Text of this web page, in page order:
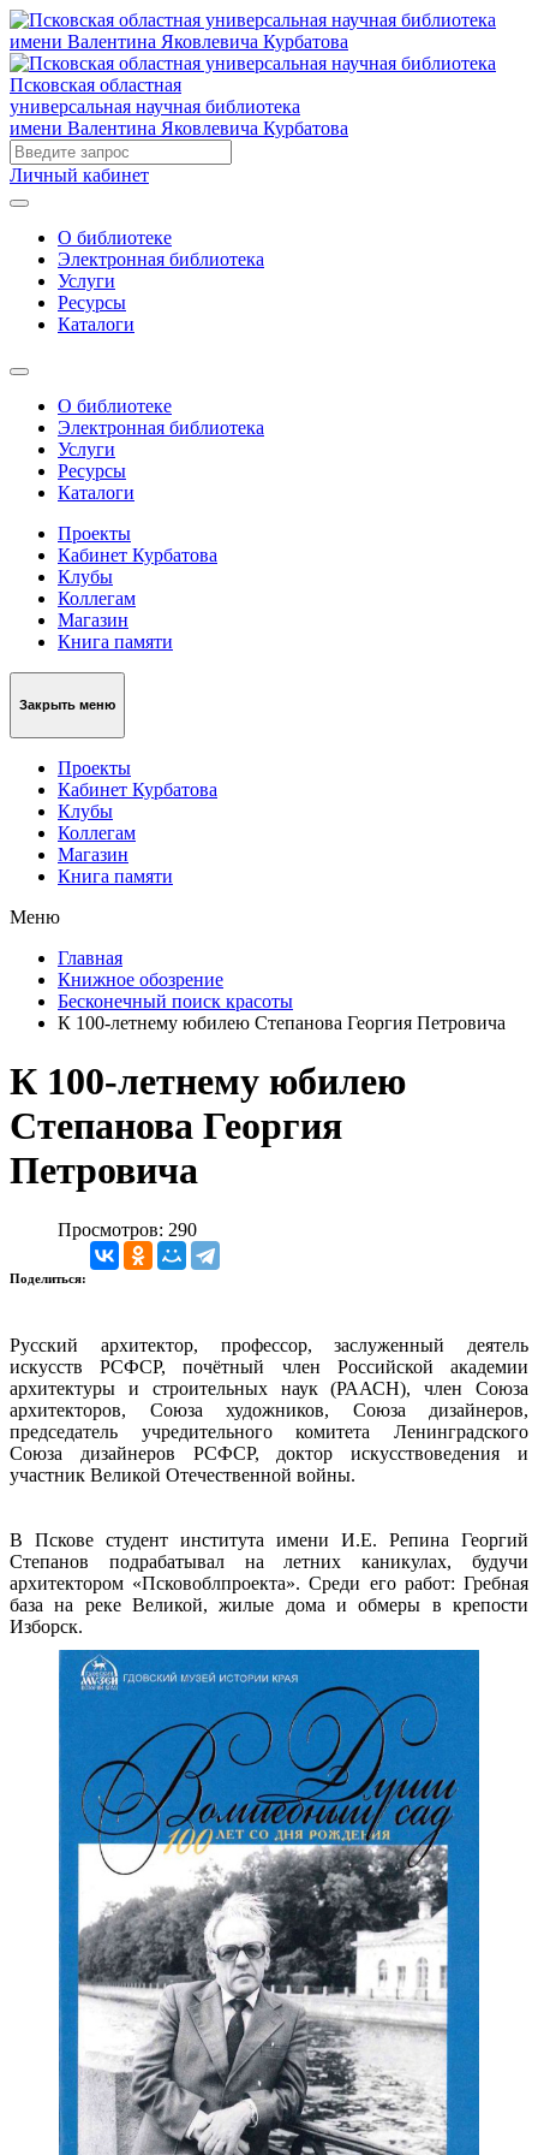
Псковская областная
универсальная научная библиотека
имени Валентина Яковлевича Курбатова
Личный кабинет
О библиотеке
Электронная библиотека
Услуги
Ресурсы
Каталоги
О библиотеке
Электронная библиотека
Услуги
Ресурсы
Каталоги
Проекты
Кабинет Курбатова
Клубы
Коллегам
Магазин
Книга памяти
Закрыть меню
Проекты
Кабинет Курбатова
Клубы
Коллегам
Магазин
Книга памяти
Меню
Главная
Книжное обозрение
Бесконечный поиск красоты
К 100-летнему юбилею Степанова Георгия Петровича
К 100-летнему юбилею
Степанова Георгия
Петровича
Просмотров: 290
Поделиться:
Русский архитектор, профессор, заслуженный деятель
искусств РСФСР, почётный член Российской академии
архитектуры и строительных наук (РААСН), член Союза
архитекторов, Союза художников, Союза дизайнеров,
председатель учредительного комитета Ленинградского
Союза дизайнеров РСФСР, доктор искусствоведения и
участник Великой Отечественной войны.
В Пскове студент института имени И.Е. Репина Георгий
Степанов подрабатывал на летних каникулах, будучи
архитектором «Псковоблпроекта». Среди его работ: Гребная
база на реке Великой, жилые дома и обмеры в крепости
Изборск.